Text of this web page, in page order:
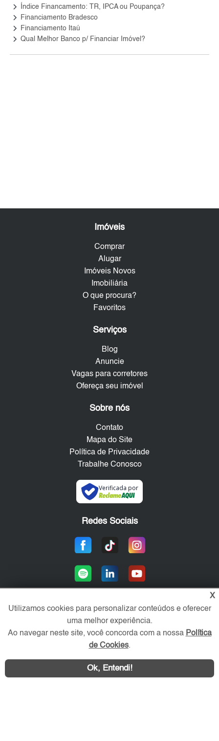
keyboard_arrow_right Índice Financamento: TR, IPCA ou Poupança?
keyboard_arrow_right Financiamento Bradesco
keyboard_arrow_right Financiamento Itaú
keyboard_arrow_right Qual Melhor Banco p/ Financiar Imóvel?
WhatsApp Contatar
Imóveis
Comprar
Alugar
Imóveis Novos
Imobiliária
O que procura?
Favoritos
Serviços
Blog
Anuncie
Vagas para corretores
Ofereça seu imóvel
Sobre nós
Contato
Mapa do Site
Política de Privacidade
Trabalhe Conosco
Verificada por
Redes Sociais
Área exclusiva aos anunciantes,
acesse sua conta:
X
Utilizamos cookies para personalizar conteúdos e oferecer
uma melhor experiência.
Ao navegar neste site, você concorda com a nossa Política
de Cookies.
Ok, Entendi!